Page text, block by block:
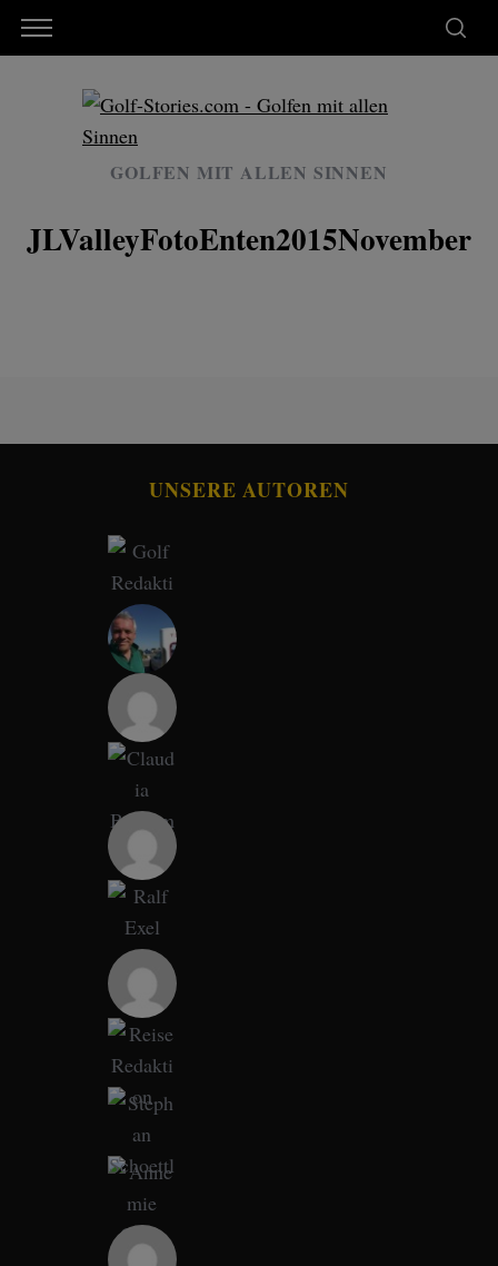
GOLFEN MIT ALLEN SINNEN
JLValleyFotoEnten2015November
UNSERE AUTOREN